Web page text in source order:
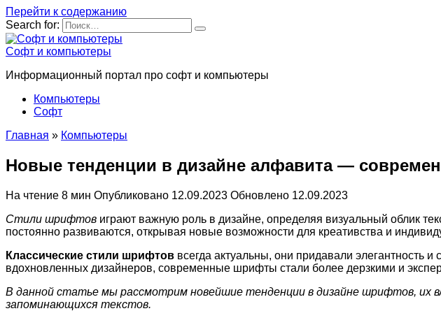
Перейти к содержанию
Search for:
Софт и компьютеры
Информационный портал про софт и компьютеры
Компьютеры
Софт
Главная » Компьютеры
Новые тенденции в дизайне алфавита —
На чтение 8 мин Опубликовано 12.09.2023 Обновлено 12.09.2023
Стили шрифтов играют важную роль в дизайне, определяя визуальный облик
постоянно развиваются, открывая новые возможности для креативства и
Классические стили шрифтов всегда актуальны, они придавали элегантность
вдохновленных дизайнеров, современные шрифты стали более дерзкими и
В данной статье мы рассмотрим новейшие тенденции в дизайне шрифтов, их
запоминающихся текстов.